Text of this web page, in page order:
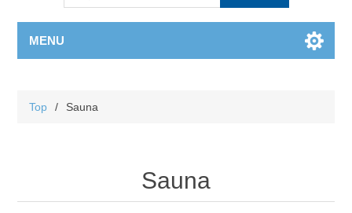
MENU
Top / Sauna
Sauna